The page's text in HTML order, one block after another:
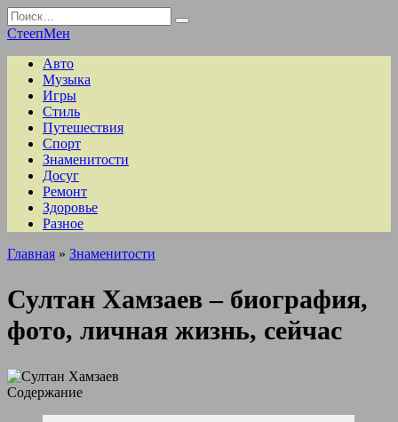
Перейти
к
Search
for:
СтеепМен
Авто
Музыка
Игры
Стиль
Путешествия
Спорт
Знаменитости
Досуг
Ремонт
Здоровье
Разное
Главная » Знаменитости
Султан Хамзаев – биография,
фото, личная жизнь, сейчас
Содержание